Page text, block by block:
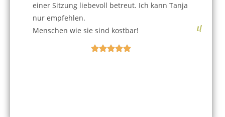
einer Sitzung liebevoll betreut. Ich kann Tanja
nur empfehlen.
Menschen wie sie sind kostbar!
"